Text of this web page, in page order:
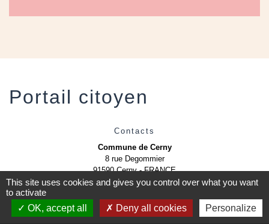
Portail citoyen
Contacts
Commune de Cerny
8 rue Degommier
91590 Cerny - FRANCE
+33 1 69 23 11 11
Contact par formulaire
This site uses cookies and gives you control over what you want
to activate
OK, accept all
Deny all cookies Personalize